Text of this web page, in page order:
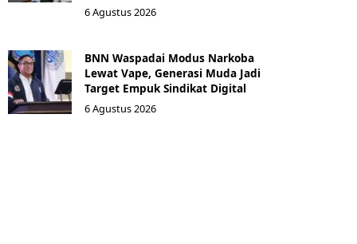
6 Agustus 2026
BNN Waspadai Modus Narkoba
Lewat Vape, Generasi Muda Jadi
Target Empuk Sindikat Digital
6 Agustus 2026